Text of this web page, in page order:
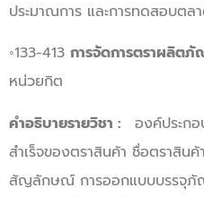
ประมาณการ และการทดสอบตล
◦133-413 การจัดการตราผลิต
หน่วยกิต
คำอธิบายรายวิชา : องค์ประก
สำเร็จของตราสินค้า ชื่อตราสิน
สัญลักษณ์ การออกแบบบรรจุภั